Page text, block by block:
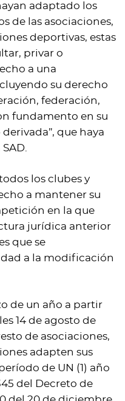
adaptado los
de las asociaciones,
deportivas, estas
privar o
a una
su derecho
federación,
fundamento en su
que haya
los clubes y
a mantener su
en la que
jurídica anterior
que se
a la modificación
de un año a partir
14 de agosto de
de asociaciones,
adapten sus
de UN (1) año
del Decreto de